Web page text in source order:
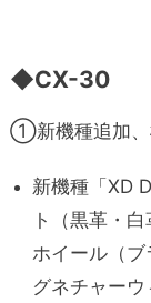
◆CX-30
①新機種追加、
新機種「XD
ト（黒革・
ホイール（
グネチャーウ